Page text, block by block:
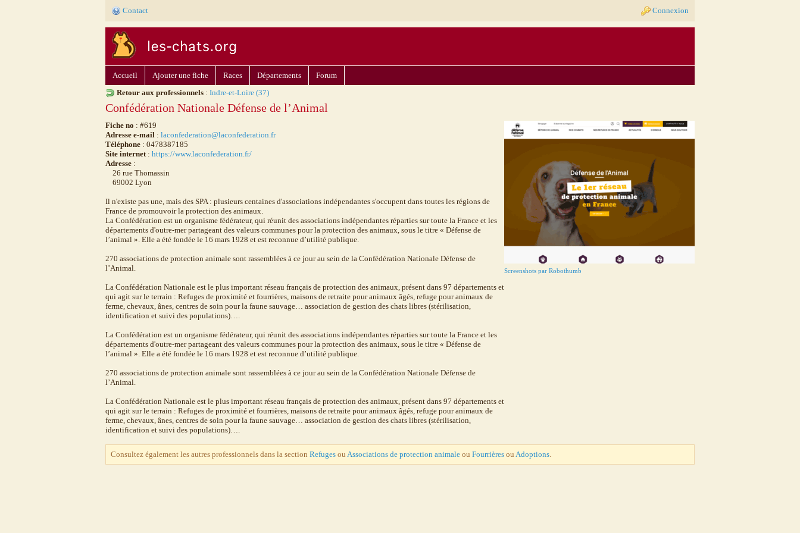
Contact Connexion
Accueil Ajouter une fiche Races Départements
Forum
Retour aux professionnels : Indre-et-Loire (37)
Confédération Nationale Défense de l’Animal
Fiche no : #619
Adresse e-mail : laconfederation@laconfederation.fr
Téléphone : 0478387185
Site internet: https://www.laconfederation.fr/
Adresse :
26 rue Thomassin
69002 Lyon
Il n'existe pas une, mais des SPA : plusieurs centaines d'associations indépendantes s'occupent dans toutes les régions de
France de promouvoir la protection des animaux.
La Confédération est un organisme fédérateur, qui réunit des associations indépendantes réparties sur toute la France et les
départements d'outre-mer partageant des valeurs communes pour la protection des animaux, sous le titre « Défense de
l’animal ». Elle a été fondée le 16 mars 1928 et est reconnue d’utilité publique.
270 associations de protection animale sont rassemblées à ce jour au sein de la Confédération Nationale Défense de
l’Animal.
La Confédération Nationale est le plus important réseau français de protection des animaux, présent dans 97 départements et
qui agit sur le terrain : Refuges de proximité et fourrières, maisons de retraite pour animaux âgés, refuge pour animaux de
ferme, chevaux, ânes, centres de soin pour la faune sauvage… association de gestion des chats libres (stérilisation,
identification et suivi des populations)….
La Confédération est un organisme fédérateur, qui réunit des associations indépendantes réparties sur toute la France et les
départements d'outre-mer partageant des valeurs communes pour la protection des animaux, sous le titre « Défense de
l’animal ». Elle a été fondée le 16 mars 1928 et est reconnue d’utilité publique.
270 associations de protection animale sont rassemblées à ce jour au sein de la Confédération Nationale Défense de
l’Animal.
La Confédération Nationale est le plus important réseau français de protection des animaux, présent dans 97 départements et
qui agit sur le terrain : Refuges de proximité et fourrières, maisons de retraite pour animaux âgés, refuge pour animaux de
ferme, chevaux, ânes, centres de soin pour la faune sauvage… association de gestion des chats libres (stérilisation,
identification et suivi des populations)….
Screenshots par Robothumb
Consultez également les autres professionnels dans la section Refuges ou Associations de protection animale ou Fourrières ou Adoptions.